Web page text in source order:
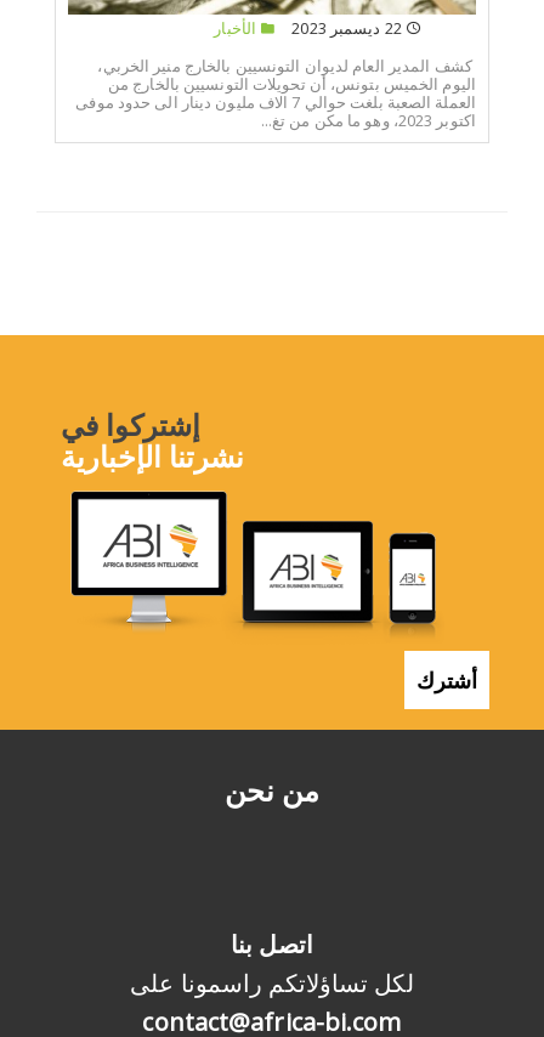
22 ديسمبر 2023
الأخبار
كشف المدير العام لديوان التونسيين بالخارج منير الخربي،
اليوم الخميس بتونس، أن تحويلات التونسيين بالخارج من
العملة الصعبة بلغت حوالي 7 الاف مليون دينار الى حدود موفى
اكتوبر 2023، وهو ما مكن من تغ...
من نحن
اتصل بنا
لكل تساؤلاتكم راسمونا على
contact@africa-bi.com
إشتركوا في
نشرتنا الإخبارية
أشترك